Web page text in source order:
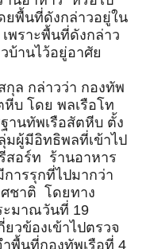
ยพื้นที่ดังกล่าวอยู่ใน
พราะพื้นที่ดังกล่าว
บ้านไว้อยู่อาศัย
กล่าวว่า กองทัพ
หีบ โดย พลเรือโท
านทัพเรือสัตหีบ ตั้ง
มผู้มีอิทธิพลที่เข้าไป
สอร์ท ร้านอาหาร
การรุกที่ไปมากว่า
ศชาติ โดยทาง
ะมาณวันที่ 19
ยวข้องเข้าไปตรวจ
ำพื้นที่กองทัพเรือที่ 4